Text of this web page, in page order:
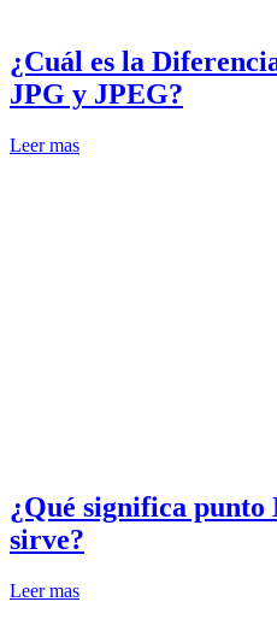
¿Cuál es la
JPG y JPEG?
Leer mas
¿Qué significa punto
sirve?
Leer mas